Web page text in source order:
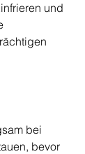
und
bei
bevor